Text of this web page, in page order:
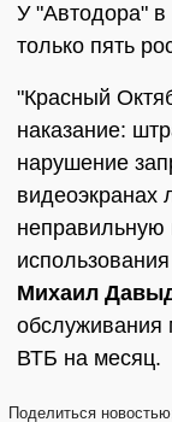
У "Автодора" в
только пять
"Красный
наказание:
нарушение
видеоэкранах
неправильную
Михаил
обслуживания
ВТБ на месяц.
Поделиться